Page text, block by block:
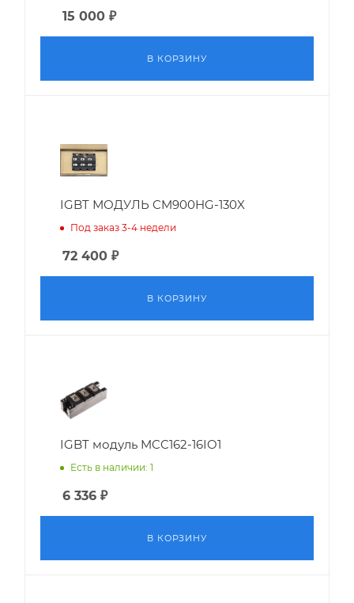
15 000 ₽
В КОРЗИНУ
IGBT МОДУЛЬ CM900HG-130X
Под заказ 3-4 недели
72 400 ₽
В КОРЗИНУ
IGBT модуль MCC162-16IO1
Есть в наличии: 1
6 336 ₽
В КОРЗИНУ